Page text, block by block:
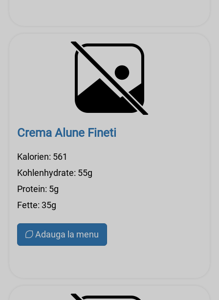
Crema Alune Fineti
Kalorien: 561
Kohlenhydrate: 55g
Protein: 5g
Fette: 35g
Adauga la menu